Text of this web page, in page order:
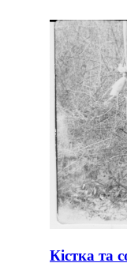
Кістка та